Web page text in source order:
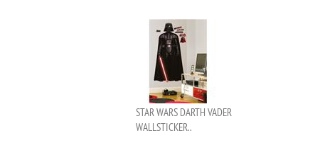
STAR WARS DARTH VADER
WALLSTICKER..